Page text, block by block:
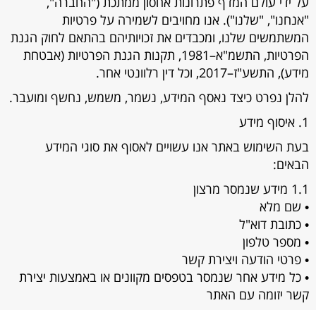
"אנחנו", "שלנו"). אנו מחויבים לשמירה על פרטיות
המשתמשים שלנו, ומכבדים את זכויותיהם בהתאם לחוק הגנת
הפרטיות, התשמ"א–1981, תקנות הגנת הפרטיות (אבטחת
מידע), התשע"ז–2017, וכל דין רלוונטי אחר.
להלן נפרט כיצד נאסף המידע, נשמר, משמש, נחשף ומועבר.
1. איסוף מידע
בעת השימוש באתר אנו עשויים לאסוף את סוגי המידע
הבאים:
1.1 מידע שנמסר מרצון
• שם מלא
• כתובת דוא"ל
• מספר טלפון
• פרטי הודעה ויצירת קשר
• כל מידע אחר שנמסר בטפסים מקוונים או באמצעות יצירת
קשר יזומה עם האתר